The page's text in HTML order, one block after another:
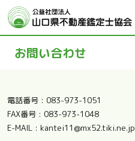
アクセス
お問い合わせ
電話番号 : 083-973-1051
FAX番号 : 083-973-1048
E-MAIL : kantei11@mx52.tiki.ne.jp